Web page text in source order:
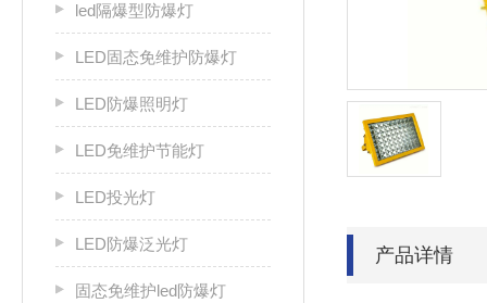
led隔爆型防爆灯
LED固态免维护防爆灯
LED防爆照明灯
LED免维护节能灯
LED投光灯
LED防爆泛光灯
固态免维护led防爆灯
产品详情